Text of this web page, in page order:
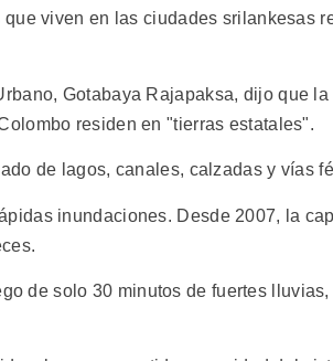
viven en las ciudades srilankesas
Gotabaya Rajapaksa, dijo que
residen en "tierras estatales".
de lagos, canales, calzadas y vías
inundaciones. Desde 2007, la
de solo 30 minutos de fuertes